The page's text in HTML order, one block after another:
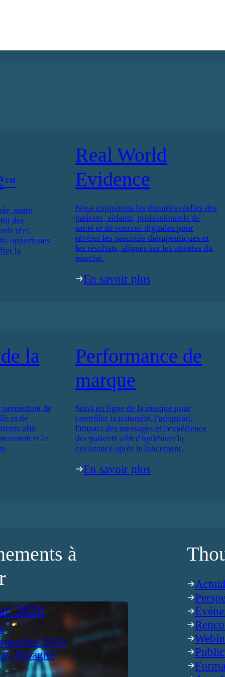
™
notre
des
réel,
opportunes
la
Real World
Evidence
Nous exploitons les données réelles des
patients, aidants, professionnels de
santé et de sources digitales pour
révéler les parcours thérapeutiques et
les résultats, alignés sur les attentes du
marché.
En savoir plus
la
permettant de
et de
afin
et la
Performance de
marque
Suivi en ligne de la marque pour
contrôler la notoriété, l'adoption,
l'impact des messages et l'expérience
des patients afin d'optimiser la
croissance après le lancement.
En savoir plus
à
2026
2026
Espagne